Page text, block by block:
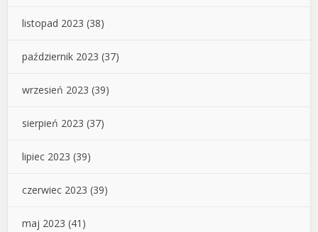
listopad 2023 (38)
październik 2023 (37)
wrzesień 2023 (39)
sierpień 2023 (37)
lipiec 2023 (39)
czerwiec 2023 (39)
maj 2023 (41)